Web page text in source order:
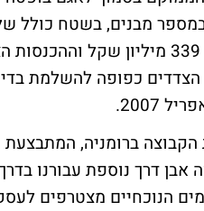
כפופה להשלמת
הקבוצה ברומניה,
אבן דרך נוספת עבורנו
הנוכחיים מצטרפים